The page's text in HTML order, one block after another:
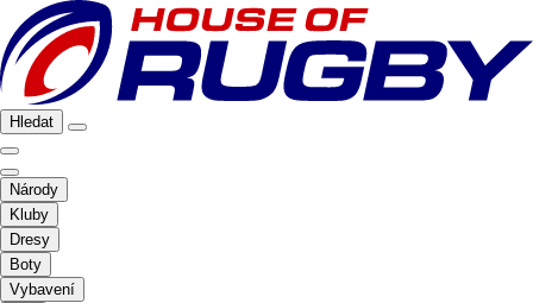
Hledat
Národy
Kluby
Dresy
Boty
Vybavení